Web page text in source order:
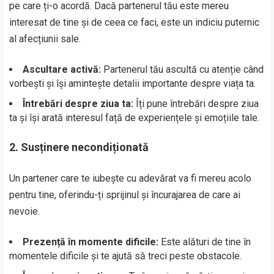
pe care ți-o acordă. Dacă partenerul tău este mereu
interesat de tine și de ceea ce faci, este un indiciu puternic
al afecțiunii sale.
Ascultare activă: Partenerul tău ascultă cu atenție când
vorbești și își amintește detalii importante despre viața ta.
Întrebări despre ziua ta: Îți pune întrebări despre ziua
ta și își arată interesul față de experiențele și emoțiile tale.
2. Susținere necondiționată
Un partener care te iubește cu adevărat va fi mereu acolo
pentru tine, oferindu-ți sprijinul și încurajarea de care ai
nevoie.
Prezență în momente dificile: Este alături de tine în
momentele dificile și te ajută să treci peste obstacole.